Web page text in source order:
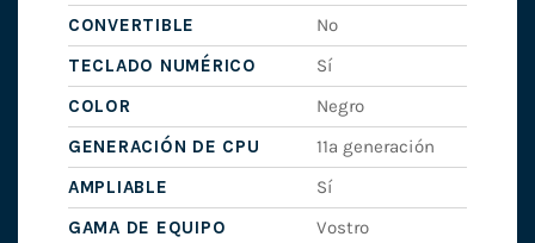
CONVERTIBLE
No
TECLADO NUMÉRICO
Sí
COLOR
Negro
GENERACIÓN DE CPU
11ª generación
AMPLIABLE
Sí
GAMA DE EQUIPO
Vostro